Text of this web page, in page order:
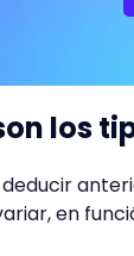
los
en